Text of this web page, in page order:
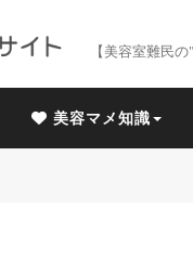
【美容室難民
美容マメ知識